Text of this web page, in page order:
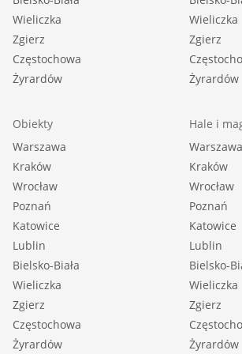
istniejących budynków i jej
2) położonej poza terenami 1-8MN,
5RM, UP, U1, P/U, US: a) w obrębie
strefy o ograniczonej stabilności
skarpach osuwisk aktywnych ciągle
się wyłącznie remont budynków, b)
strefami wymienionymi w ust. 2 pkt.
dopuszcza się remont i
Istnieje opcja dokupienia części
o numerze 211/1. Cena i warunki
Cena do rozsądnej negocjacji.
Wieliczka
Zgierz
Częstochowa
Żyrardów
Wieliczka
Zgierz
Żyrardów
Obiekty
Warszawa
Kraków
Wrocław
Poznań
Katowice
Lublin
Bielsko-Biała
Wieliczka
Zgierz
Częstochowa
Żyrardów
Hale i
Warszawa
Kraków
Wrocław
Poznań
Katowice
Lublin
Bielsko-
Wieliczka
Zgierz
Żyrardów